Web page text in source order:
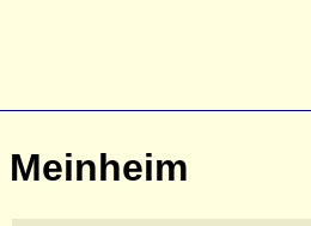
Meinheim